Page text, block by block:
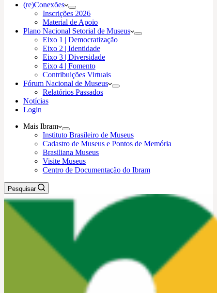
(re)Conexões
Inscrições 2026
Material de Apoio
Plano Nacional Setorial de Museus
Eixo 1 | Democratização
Eixo 2 | Identidade
Eixo 3 | Diversidade
Eixo 4 | Fomento
Contribuições Virtuais
Fórum Nacional de Museus
Relatórios Passados
Notícias
Login
Mais Ibram
Instituto Brasileiro de Museus
Cadastro de Museus e Pontos de Memória
Brasiliana Museus
Visite Museus
Centro de Documentação do Ibram
Pesquisar